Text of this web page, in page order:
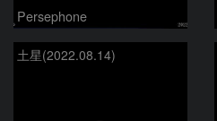
Persephone
土星(2022.08.14)